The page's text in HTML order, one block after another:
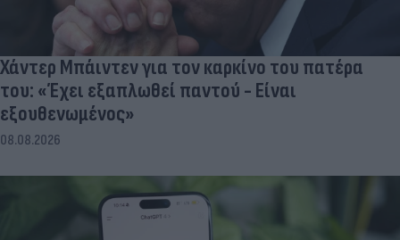
Χάντερ Μπάιντεν για τον καρκίνο του πατέρα
του: «Έχει εξαπλωθεί παντού - Είναι
εξουθενωμένος»
08.08.2026